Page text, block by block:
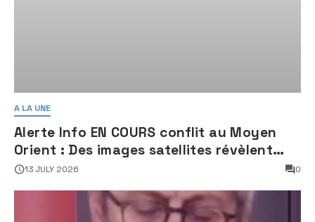
A LA UNE
Alerte Info EN COURS conflit au Moyen
Orient : Des images satellites révèlent
une activité jugée « inquiétante » sur
13 JULY 2026 0